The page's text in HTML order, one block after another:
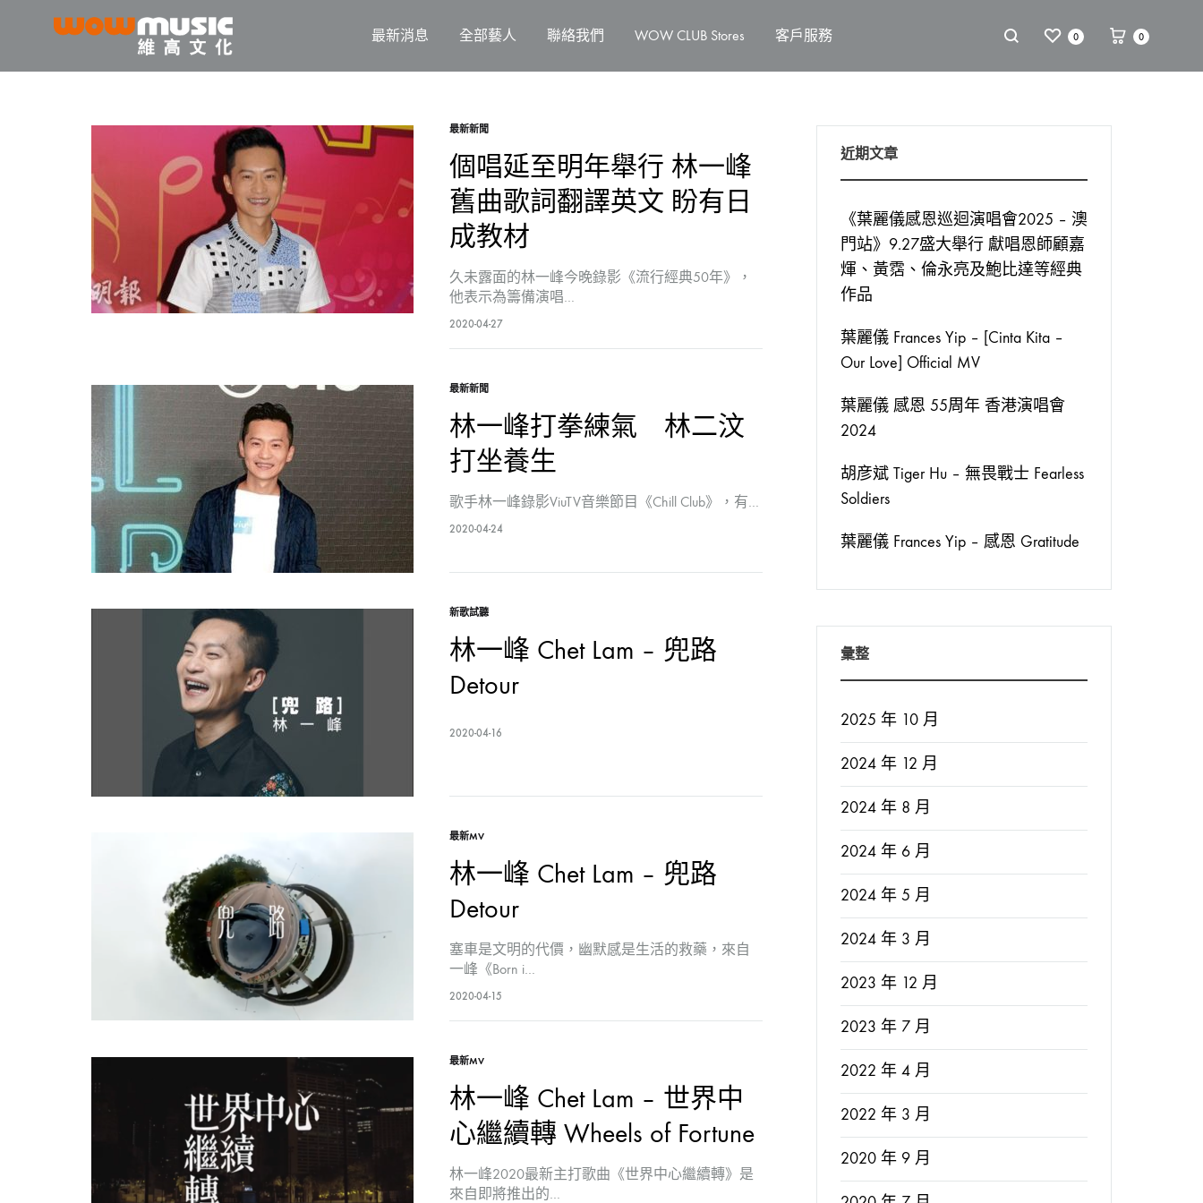
最新消息 全部藝人 聯絡我們 WOW CLUB Stores 客戶服務 0 0
最新新聞
個唱延至明年舉行 林一峰
舊曲歌詞翻譯英文 盼有日
成教材
久未露面的林一峰今晚錄影《流行經典50年》，
他表示為籌備演唱…
2020-04-27
最新新聞
林一峰打拳練氣 林二汶
打坐養生
歌手林一峰錄影ViuTV音樂節目《Chill Club》，有…
2020-04-24
新歌試聽
林一峰 Chet Lam – 兜路
Detour
2020-04-16
最新MV
林一峰 Chet Lam – 兜路
Detour
塞車是文明的代價，幽默感是生活的救藥，來自
一峰《Born i…
2020-04-15
最新MV
林一峰 Chet Lam – 世界中
心繼續轉 Wheels of Fortune
林一峰2020最新主打歌曲《世界中心繼續轉》是
來自即將推出的…
近期文章
《葉麗儀感恩巡迴演唱會2025 – 澳
門站》9.27盛大舉行 獻唱恩師顧嘉
煇、黃霑、倫永亮及鮑比達等經典
作品
葉麗儀 Frances Yip – [Cinta Kita –
Our Love] Official MV
葉麗儀 感恩 55周年 香港演唱會
2024
胡彦斌 Tiger Hu – 無畏戰士 Fearless
Soldiers
葉麗儀 Frances Yip – 感恩 Gratitude
彙整
2025 年 10 月
2024 年 12 月
2024 年 8 月
2024 年 6 月
2024 年 5 月
2024 年 3 月
2023 年 12 月
2023 年 7 月
2022 年 4 月
2022 年 3 月
2020 年 9 月